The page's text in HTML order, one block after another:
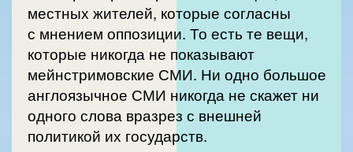
местных жителей, которые согласны
с мнением оппозиции. То есть те вещи,
которые никогда не показывают
мейнстримовские СМИ. Ни одно большое
англоязычное СМИ никогда не скажет ни
одного слова вразрез с внешней
политикой их государств.